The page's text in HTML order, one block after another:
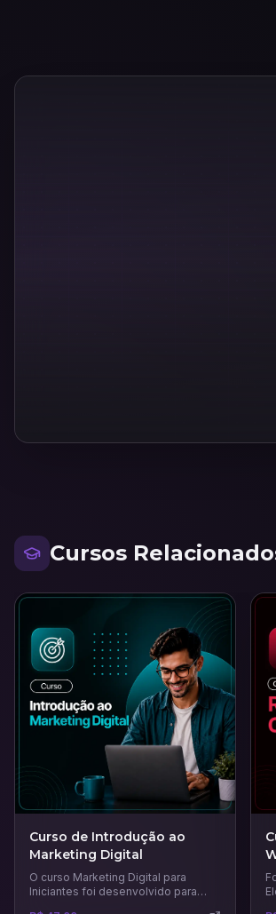
Cursos
Curso de Introdução ao
Marketing Digital
O curso Marketing Digital para
Iniciantes foi desenvolvido para